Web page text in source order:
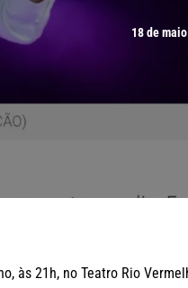
18 de
às 21h, no Teatro Rio